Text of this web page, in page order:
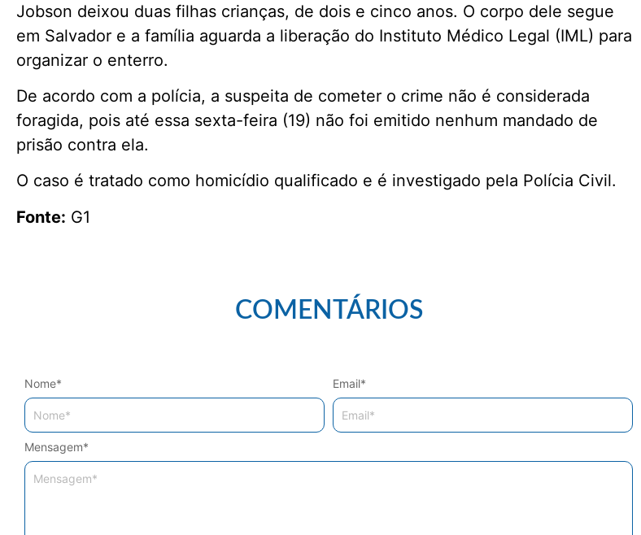
Jobson deixou duas filhas crianças, de dois e cinco anos. O corpo dele segue
em Salvador e a família aguarda a liberação do Instituto Médico Legal (IML) para
organizar o enterro.
De acordo com a polícia, a suspeita de cometer o crime não é considerada
foragida, pois até essa sexta-feira (19) não foi emitido nenhum mandado de
prisão contra ela.
O caso é tratado como homicídio qualificado e é investigado pela Polícia Civil.
Fonte: G1
COMENTÁRIOS
Mensagem*
Nome* Email*